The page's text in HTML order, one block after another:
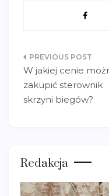
Nawigacja
wpisu
W jakiej cenie
zakupić sterownik
skrzyni biegów?
Redakcja